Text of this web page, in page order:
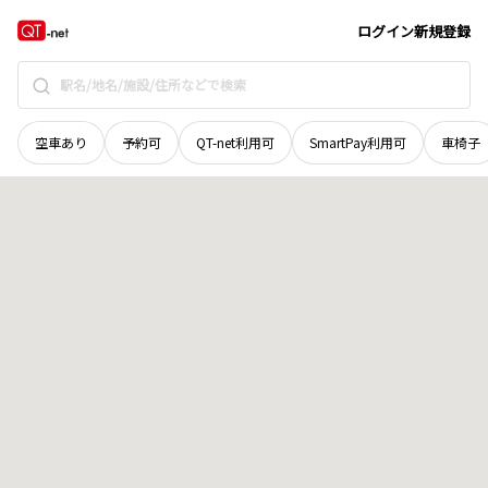
ログイン新規登録
空車あり 予約可 QT-net利用可 SmartPay利用可 車椅子
群馬県